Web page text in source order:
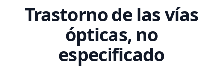
Trastorno de las vías
ópticas, no
especificado